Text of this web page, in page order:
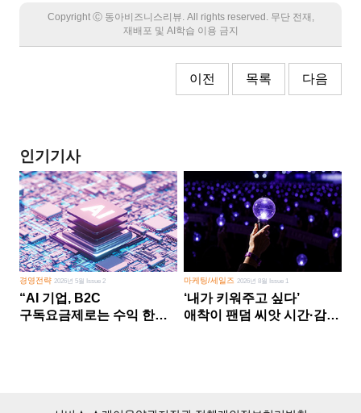
Copyright Ⓒ 동아비즈니스리뷰. All rights reserved. 무단 전재,
재배포 및 AI학습 이용 금지
이전 목록 다음
인기기사
경영전략 2026년 5월 Issue 2
“AI 기업, B2C
구독요금제로는 수익 한계
마케팅/세일즈 2026년 8월 Issue 1
‘내가 키워주고 싶다’
애착이 팬덤 씨앗 시간·감정